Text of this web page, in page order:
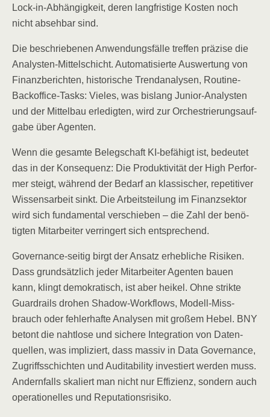
Lock-in-Abhän­gig­keit, deren lang­fris­ti­ge Kos­ten noch
nicht abseh­bar sind.
Die beschrie­be­nen Anwen­dungs­fäl­le tref­fen prä­zi­se die
Ana­lys­ten-Mit­tel­schicht. Auto­ma­ti­sier­te Aus­wer­tung von
Finanz­be­rich­ten, his­to­ri­sche Trend­ana­ly­sen, Rou­ti­ne-
Back­of­fice-Tasks: Vie­les, was bis­lang Juni­or-Ana­lys­ten
und der Mit­tel­bau erle­dig­ten, wird zur Orches­trie­rungs­auf­
ga­be über Agenten.
Wenn die gesam­te Beleg­schaft KI-befä­higt ist, bedeu­tet
das in der Kon­se­quenz: Die Pro­duk­ti­vi­tät der High Per­for­
mer steigt, wäh­rend der Bedarf an klas­si­scher, repe­ti­ti­ver
Wis­sens­ar­beit sinkt. Die Arbeits­tei­lung im Finanz­sek­tor
wird sich fun­da­men­tal ver­schie­ben – die Zahl der benö­
tig­ten Mit­ar­bei­ter ver­rin­gert sich entsprechend.
Gover­nan­ce-sei­tig birgt der Ansatz erheb­li­che Risi­ken.
Dass grund­sätz­lich jeder Mit­ar­bei­ter Agen­ten bau­en
kann, klingt demo­kra­tisch, ist aber hei­kel. Ohne strik­te
Guar­drails dro­hen Shadow-Work­flows, Modell-Miss­
brauch oder feh­ler­haf­te Ana­ly­sen mit gro­ßem Hebel. BNY
betont die naht­lo­se und siche­re Inte­gra­ti­on von Daten­
quel­len, was impli­ziert, dass mas­siv in Data Gover­nan­ce,
Zugriffs­schich­ten und Audi­ta­bi­li­ty inves­tiert wer­den muss.
Andern­falls ska­liert man nicht nur Effi­zi­enz, son­dern auch
ope­ra­tio­nel­les und Reputationsrisiko.